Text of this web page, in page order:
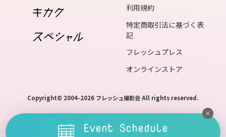
17
thu
19
利用規約
特定商取引法に基づく表
記
フレッシュプレス
オンラインストア
Copyright© 2004-2026 フレッシュ撮影会 All rights reserved.
Event Schedule